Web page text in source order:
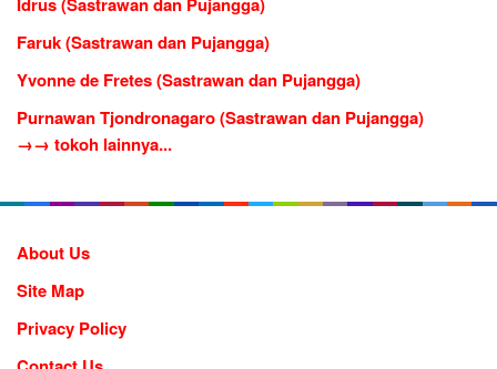
Faruk (Sastrawan dan Pujangga)
Yvonne de Fretes (Sastrawan dan Pujangga)
Purnawan Tjondronagaro (Sastrawan dan Pujangga)
→→ tokoh lainnya...
About Us
Site Map
Privacy Policy